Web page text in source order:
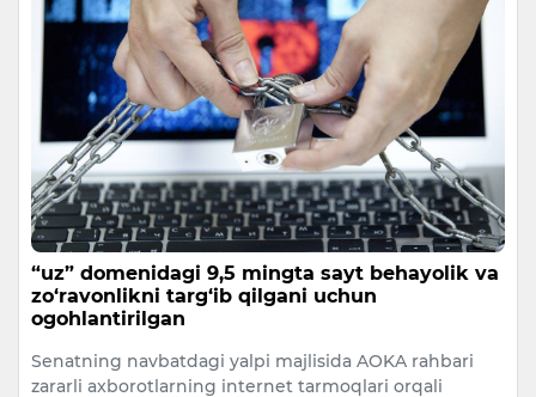
“uz” domenidagi 9,5 mingta sayt behayolik va
zo‘ravonlikni targ‘ib qilgani uchun
ogohlantirilgan
Senatning navbatdagi yalpi majlisida AOKA rahbari
zararli axborotlarning internet tarmoqlari orqali